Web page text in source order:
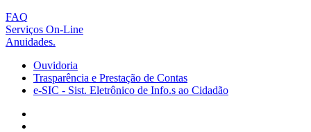
FAQ
Serviços On-Line
Anuidades.
Ouvidoria
Trasparência e Prestação de Contas
e-SIC - Sist. Eletrônico de Info.s ao Cidadão